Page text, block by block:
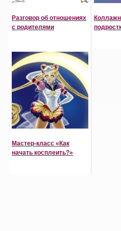
Разговор об отношениях
с родителями
Мастер-класс «Как
начать косплеить?»